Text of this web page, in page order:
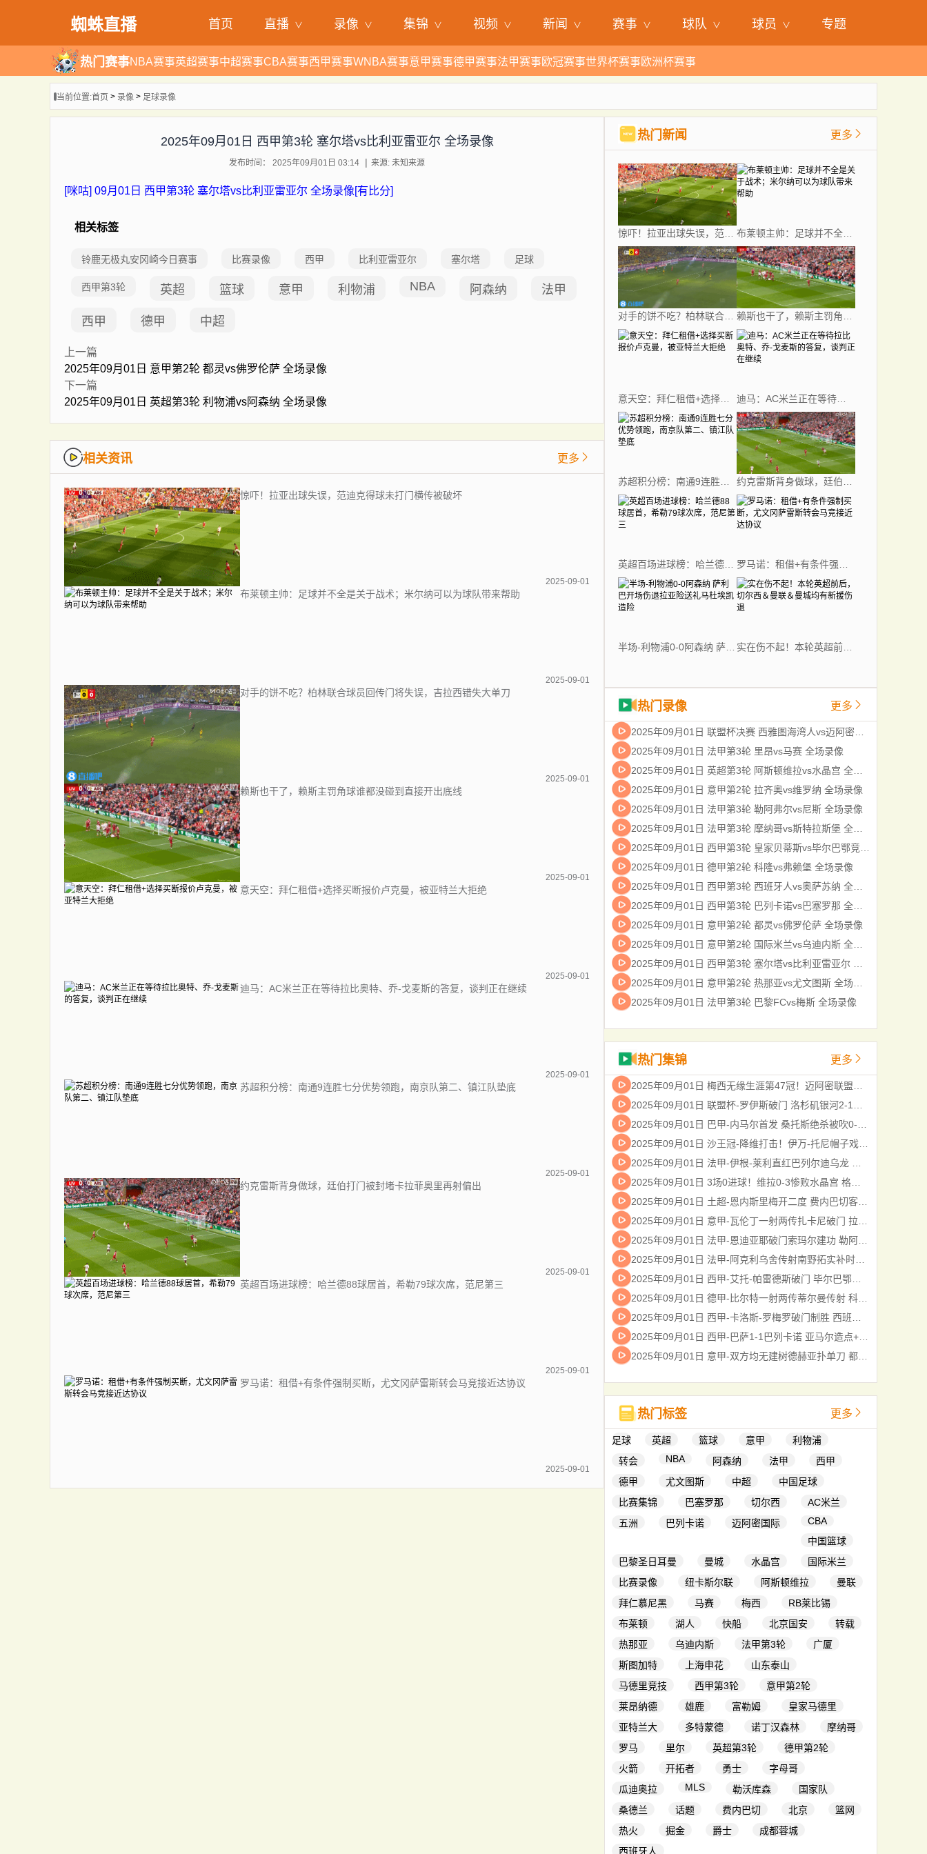
蜘蛛直播 首页 直播 录像 集锦 视频 新闻 赛事 球队 球员 专题
热门赛事NBA赛事英超赛事中超赛事CBA赛事西甲赛事WNBA赛事意甲赛事德甲赛事法甲赛事欧冠赛事世界杯赛事欧洲杯赛事
当前位置:首页 > 录像 > 足球录像
2025年09月01日 西甲第3轮 塞尔塔vs比利亚雷亚尔 全场录像
发布时间： 2025年09月01日 03:14 来源: 未知来源
[咪咕] 09月01日 西甲第3轮 塞尔塔vs比利亚雷亚尔 全场录像[有比分]
相关标签
铃鹿无极丸安冈崎今日赛事 比赛录像 西甲 比利亚雷亚尔 塞尔塔 足球
西甲第3轮 英超 篮球 意甲 利物浦 NBA 阿森纳 法甲
西甲 德甲 中超
上一篇
2025年09月01日 意甲第2轮 都灵vs佛罗伦萨 全场录像
下一篇
2025年09月01日 英超第3轮 利物浦vs阿森纳 全场录像
相关资讯 更多
惊吓！拉亚出球失误，范迪克得球未打门横传被破坏
2025-09-01
布莱顿主帅：足球并不全是关于战术；米尔纳可以为球队带来帮助
2025-09-01
对手的饼不吃？柏林联合球员回传门将失误，吉拉西错失大单刀
2025-09-01
赖斯也干了，赖斯主罚角球谁都没碰到直接开出底线
2025-09-01
意天空：拜仁租借+选择买断报价卢克曼，被亚特兰大拒绝
2025-09-01
迪马：AC米兰正在等待拉比奥特、乔-戈麦斯的答复，谈判正在继续
2025-09-01
苏超积分榜：南通9连胜七分优势领跑，南京队第二、镇江队垫底
2025-09-01
约克雷斯背身做球，廷伯打门被封堵卡拉菲奥里再射偏出
2025-09-01
英超百场进球榜：哈兰德88球居首，希勒79球次席，范尼第三
2025-09-01
罗马诺：租借+有条件强制买断，尤文冈萨雷斯转会马竞接近达协议
2025-09-01
热门新闻 更多
热门录像 更多
2025年09月01日 法甲第3轮 里昂vs马赛 全场录像
2025年09月01日 意甲第2轮 拉齐奥vs维罗纳 全场录像
2025年09月01日 法甲第3轮 勒阿弗尔vs尼斯 全场录像
2025年09月01日 德甲第2轮 科隆vs弗赖堡 全场录像
2025年09月01日 意甲第2轮 都灵vs佛罗伦萨 全场录像
2025年09月01日 法甲第3轮 巴黎FCvs梅斯 全场录像
热门集锦 更多
热门标签 更多
足球 英超 篮球 意甲
利物浦
转会
NBA 阿森纳 法甲
西甲
德甲
尤文图斯 中超
中国足球
比赛集锦
巴塞罗那 切尔西
AC米兰
五洲
巴列卡诺 迈阿密国际
CBA
中国篮球
巴黎圣日耳曼
曼城 水晶宫
国际米兰
比赛录像
纽卡斯尔联 阿斯顿维拉
曼联
拜仁慕尼黑
马赛 梅西
RB莱比锡
布莱顿
湖人 快船 北京国安
转载
热那亚
乌迪内斯 法甲第3轮
广厦
斯图加特
上海申花
山东泰山
马德里竞技
西甲第3轮
意甲第2轮
莱昂纳德
雄鹿 富勒姆
皇家马德里
亚特兰大
多特蒙德 诺丁汉森林
摩纳哥
罗马
里尔 英超第3轮
德甲第2轮
火箭
开拓者 勇士
字母哥
瓜迪奥拉
MLS 勒沃库森
国家队
桑德兰
话题 费内巴切 北京
篮网
热火
掘金 爵士
成都蓉城
西班牙人